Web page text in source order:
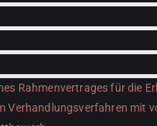
Rahmenvertrages für die
Verhandlungsverfahren mit